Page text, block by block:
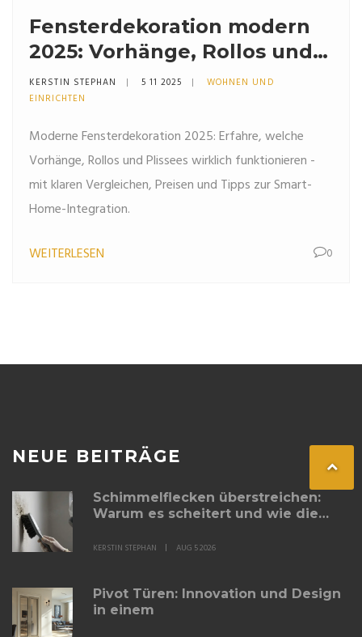
Fensterdekoration modern
2025: Vorhänge, Rollos und
Plissees im praktischen
Vergleich
KERSTIN STEPHAN 5 11 2025
WOHNEN UND
EINRICHTEN
Moderne Fensterdekoration 2025: Erfahre, welche
Vorhänge, Rollos und Plissees wirklich funktionieren -
mit klaren Vergleichen, Preisen und Tipps zur Smart-
Home-Integration.
WEITERLESEN 0
NEUE BEITRÄGE
Schimmelflecken überstreichen:
Warum es scheitert und wie die
KERSTIN STEPHAN AUG 5 2026
Pivot Türen: Innovation und Design
in einem